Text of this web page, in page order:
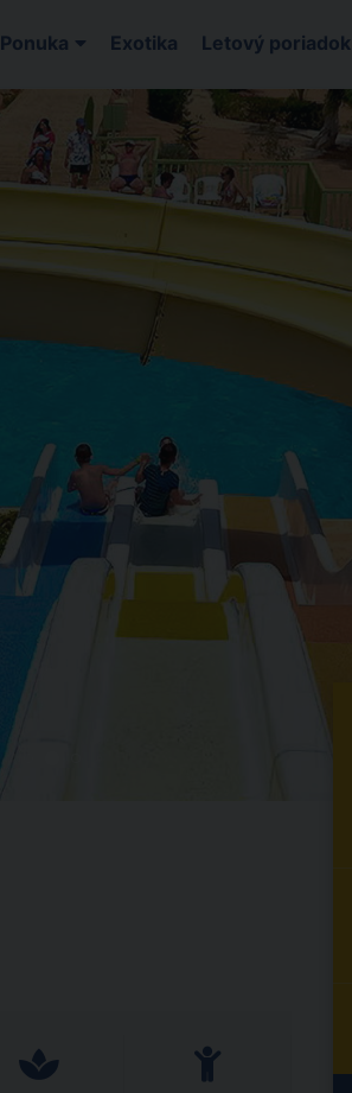
Ponuka Exotika Letový poriadok